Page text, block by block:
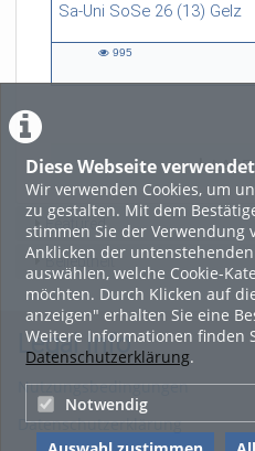
Diese Webseite
Wir verwenden Cookies, um
zu gestalten. Mit dem
stimmen Sie der Verwendung
Anklicken der
auswählen, welche Cookie-
möchten. Durch Klicken auf
anzeigen" erhalten Sie eine
Weitere Informationen finden
Datenschutzerklärung.
Notwendig
Sa-Uni SoSe 26 (13) Gelz
55:13 duration
995
LADE
Featured
Beliebtheit
Legal Info
Nutzungsbedingungen
Datenschutzerklärung